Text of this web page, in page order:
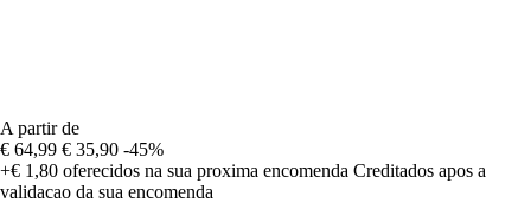
A partir de
€ 64,99 € 35,90 -45%
+€ 1,80 oferecidos na sua proxima encomenda Creditados apos a
validacao da sua encomenda